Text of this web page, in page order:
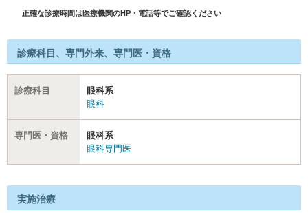
正確な診療時間は医療機関のHP・電話等でご確認ください
診療科目、専門外来、専門医・資格
診療科目
眼科系
眼科
専門医・資格
眼科系
眼科専門医
実施治療